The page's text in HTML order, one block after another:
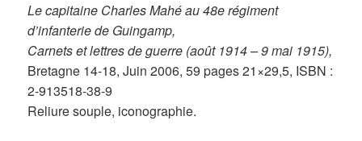
Le capitaine Charles Mahé au 48e régiment
d’infanterie de Guingamp,
Carnets et lettres de guerre (août 1914 – 9 mai 1915),
Bretagne 14-18, Juin 2006, 59 pages 21×29,5, ISBN :
2-913518-38-9
Reliure souple, iconographie.